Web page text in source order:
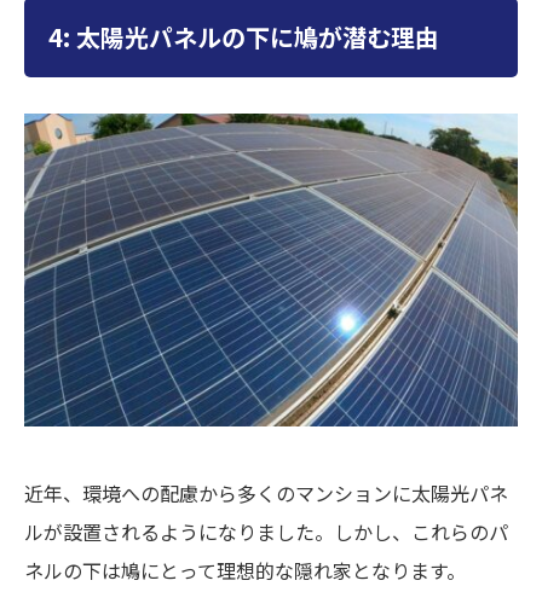
4: 太陽光パネルの下に鳩が潜む理由
近年、環境への配慮から多くのマンションに太陽光パネ
ルが設置されるようになりました。しかし、これらのパ
ネルの下は鳩にとって理想的な隠れ家となります。